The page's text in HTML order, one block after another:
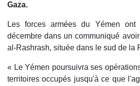
Gaza.
Les forces armées du Yémen ont
décembre dans un communiqué
al-Rashrash, située dans le sud de la
« Le Yémen poursuivra ses
territoires occupés jusqu'à ce que